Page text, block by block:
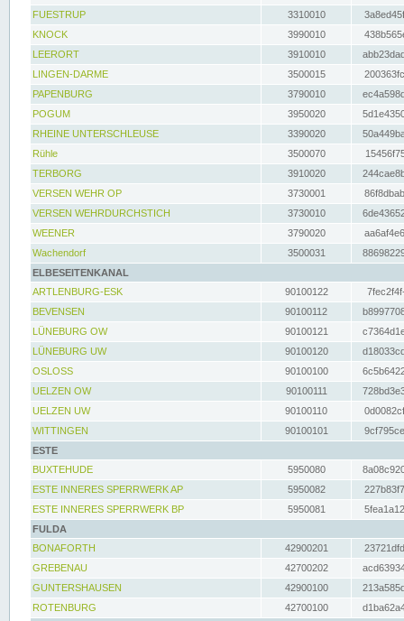
FUESTRUP
3310010
KNOCK
3990010
LEERORT
3910010
LINGEN-DARME
3500015
PAPENBURG
3790010
POGUM
3950020
RHEINE UNTERSCHLEUSE
3390020
Rühle
3500070
TERBORG
3910020
VERSEN WEHR OP
3730001
VERSEN WEHRDURCHSTICH
3730010
WEENER
3790020
Wachendorf
3500031
ELBESEITENKANAL
ARTLENBURG-ESK
90100122
BEVENSEN
90100112
LÜNEBURG OW
90100121
LÜNEBURG UW
90100120
OSLOSS
90100100
UELZEN OW
90100111
UELZEN UW
90100110
WITTINGEN
90100101
ESTE
BUXTEHUDE
5950080
ESTE INNERES SPERRWERK AP
5950082
ESTE INNERES SPERRWERK BP
5950081
FULDA
BONAFORTH
42900201
GREBENAU
42700202
GUNTERSHAUSEN
42900100
ROTENBURG
42700100